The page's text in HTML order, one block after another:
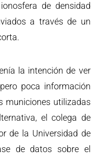
de densidad
a través de un
la intención de ver
poca información
municiones utilizadas
el colega de
de la Universidad de
de datos sobre el